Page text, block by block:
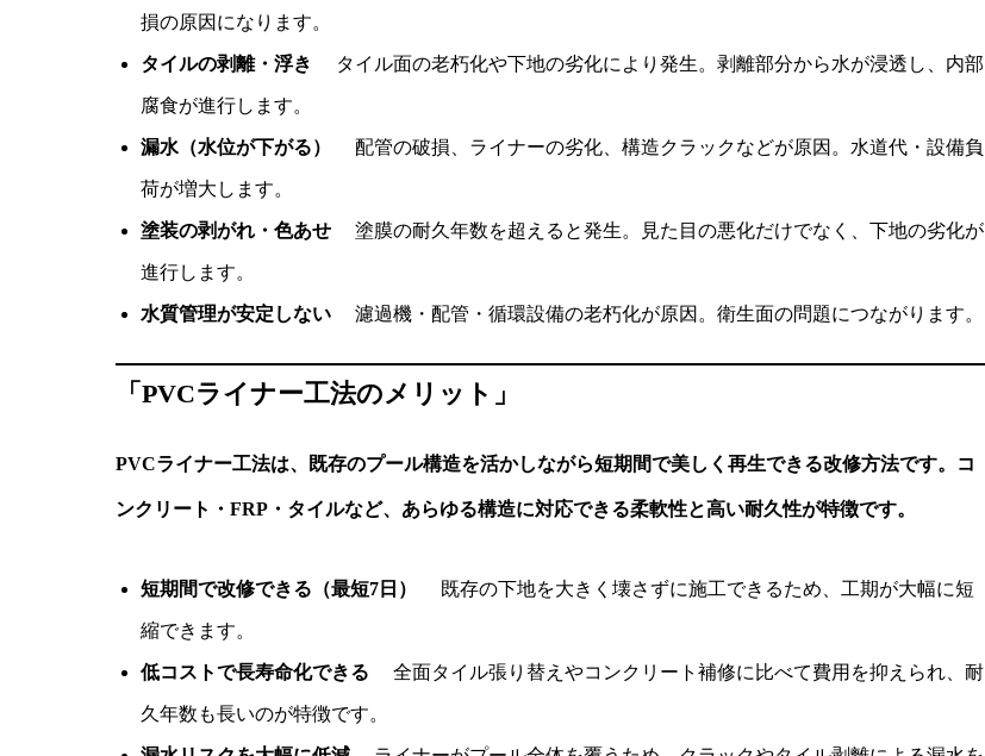
損の原因になります。
タイルの剥離・浮き タイル面の老朽化や下地の劣化により発生。剥離部分から水が浸透し、内部
腐食が進行します。
漏水（水位が下がる） 配管の破損、ライナーの劣化、構造クラックなどが原因。水道代・設備負
荷が増大します。
塗装の剥がれ・色あせ塗膜の耐久年数を超えると発生。見た目の悪化だけでなく、下地の劣化が
進行します。
水質管理が安定しない濾過機・配管・循環設備の老朽化が原因。衛生面の問題につながります。
「PVCライナー工法のメリット」
PVCライナー工法は、既存のプール構造を活かしながら短期間で美しく再生できる改修方法です。コ
ンクリート・FRP・タイルなど、あらゆる構造に対応できる柔軟性と高い耐久性が特徴です。
短期間で改修できる（最短7日） 既存の下地を大きく壊さずに施工できるため、工期が大幅に短
縮できます。
低コストで長寿命化できる 全面タイル張り替えやコンクリート補修に比べて費用を抑えられ、耐
久年数も長いのが特徴です。